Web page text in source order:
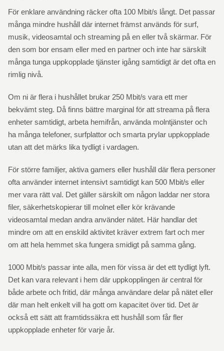
För enklare användning räcker ofta 100 Mbit/s långt. Det passar
många mindre hushåll där internet främst används för surf,
musik, videosamtal och streaming på en eller två skärmar. För
den som bor ensam eller med en partner och inte har särskilt
många tunga uppkopplade tjänster igång samtidigt är det ofta en
rimlig nivå.
Om ni är flera i hushållet brukar 250 Mbit/s vara ett mer
bekvämt steg. Då finns bättre marginal för att streama på flera
enheter samtidigt, arbeta hemifrån, använda molntjänster och
ha många telefoner, surfplattor och smarta prylar uppkopplade
utan att det märks lika tydligt i vardagen.
För större familjer, aktiva gamers eller hushåll där flera personer
ofta använder internet intensivt samtidigt kan 500 Mbit/s eller
mer vara rätt val. Det gäller särskilt om någon laddar ner stora
filer, säkerhetskopierar till molnet eller kör krävande
videosamtal medan andra använder nätet. Här handlar det
mindre om att en enskild aktivitet kräver extrem fart och mer
om att hela hemmet ska fungera smidigt på samma gång.
1000 Mbit/s passar inte alla, men för vissa är det ett tydligt lyft.
Det kan vara relevant i hem där uppkopplingen är central för
både arbete och fritid, där många användare delar på nätet eller
där man helt enkelt vill ha gott om kapacitet över tid. Det är
också ett sätt att framtidssäkra ett hushåll som får fler
uppkopplade enheter för varje år.